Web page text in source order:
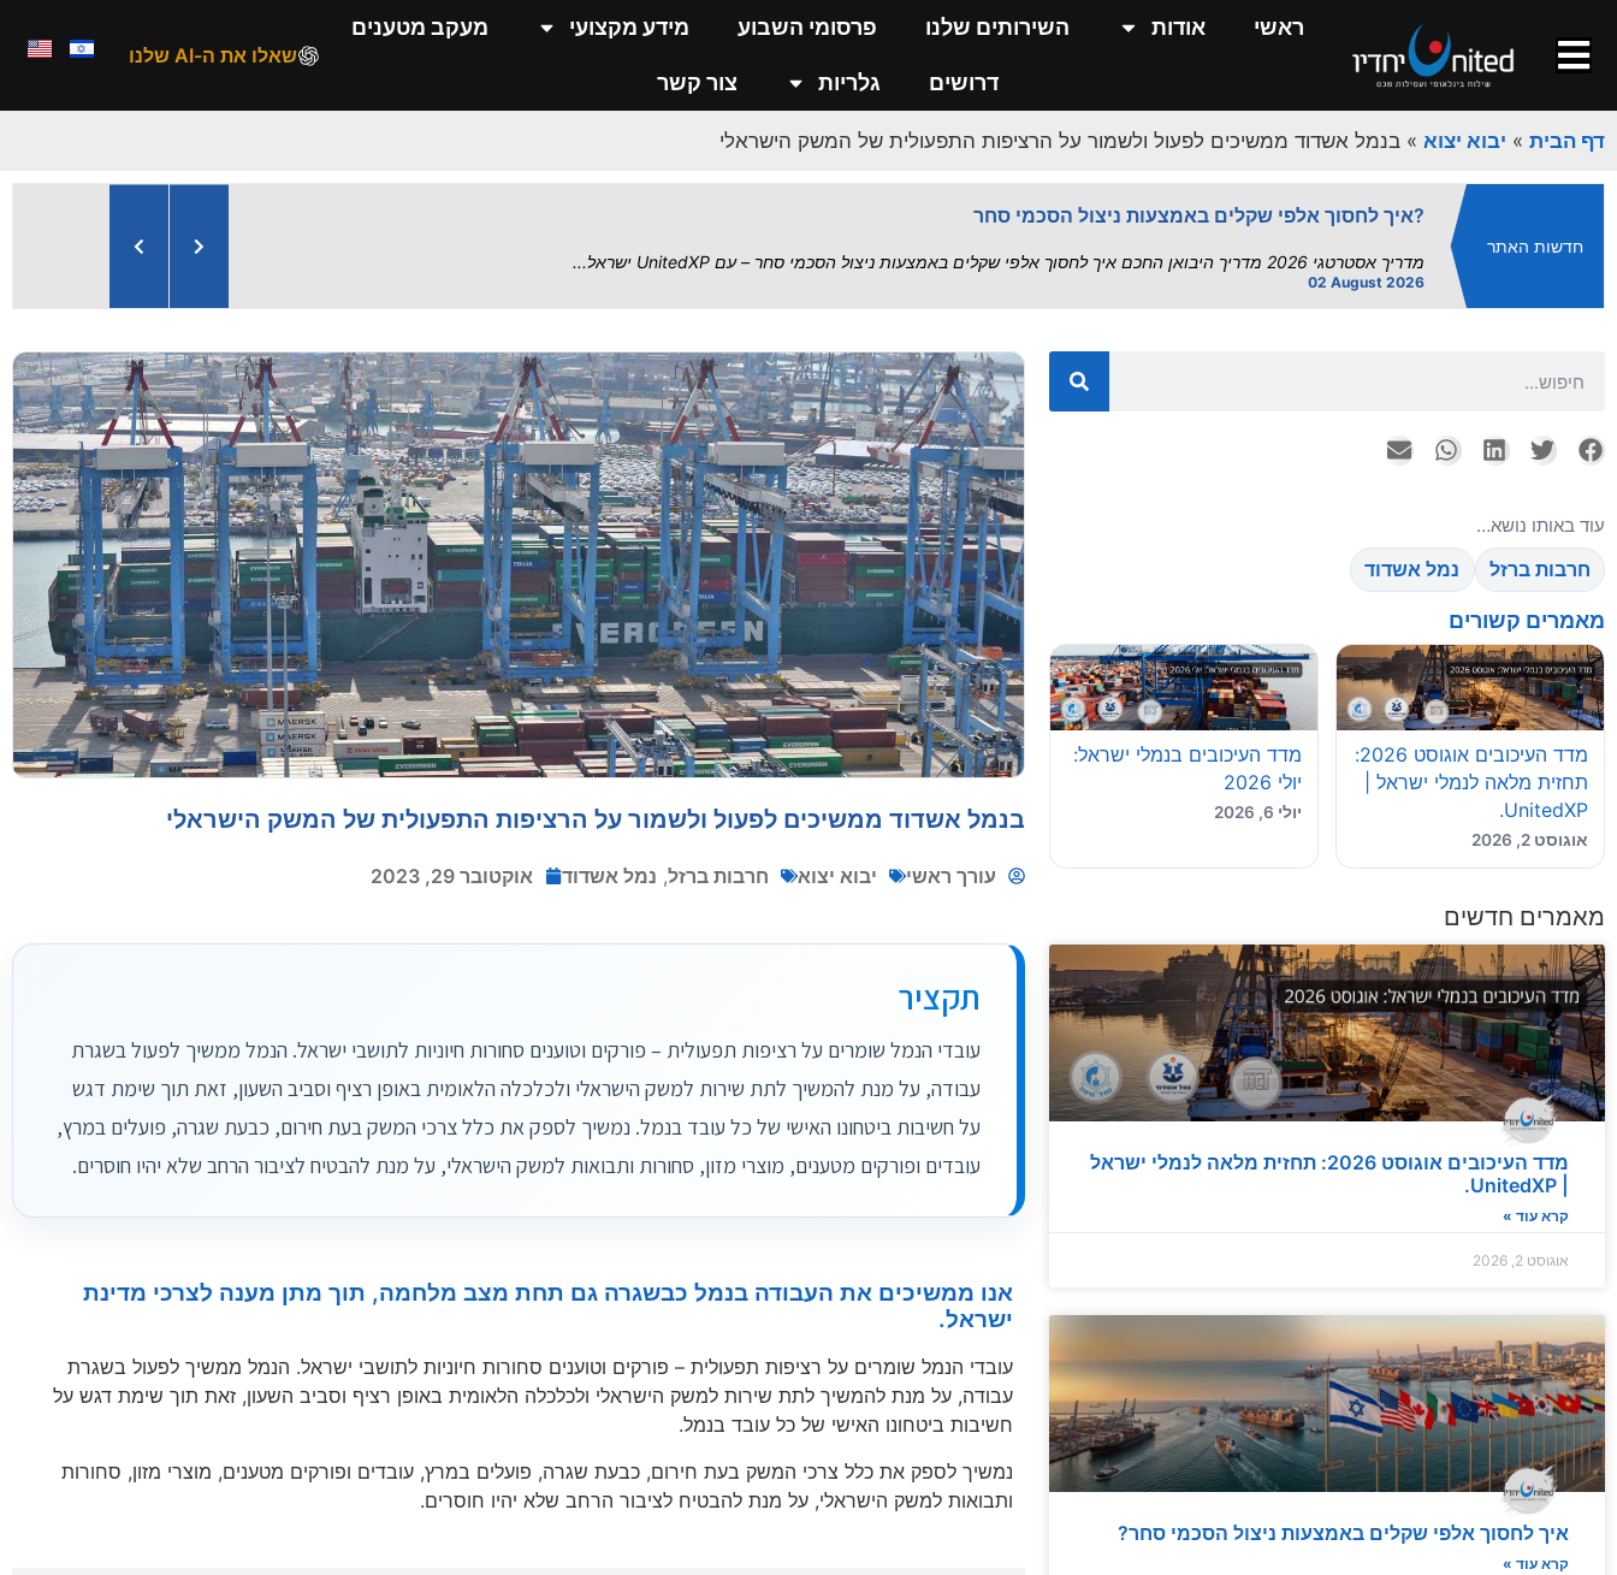
ראשי אודות השירותים שלנו פרסומי השבוע מידע מקצועי מעקב מטענים
דרושים גלריות צור קשר
שאלו את ה-AI שלנו
דף הבית » יבוא יצוא » בנמל אשדוד ממשיכים לפעול ולשמור על הרציפות התפעולית של המשק הישראלי
חדשות האתר
השפעת פרויקט "הנמלים היבשתיים" על שרשרת האספקה בישראל
השפעת הנמלים היבשתיים על שרשרת האספקה | UnitedXP השפעת פרויקט "הנמלים היבשתיים" על שרשרת...
13 July 2026
02 August 2026
איך לחסוך אלפי שקלים באמצעות ניצול הסכמי סחר?
מדריך אסטרטגי 2026 מדריך היבואן החכם איך לחסוך אלפי שקלים באמצעות ניצול הסכמי סחר – עם UnitedXP ישראל...
02 August 2026
הסחר הישראלי בצל המלחמה: רפורמות במכס מול איומי אירן
שירותי אחסנה ואריזה - המדריך המלא
עורך ראשי יולי 26, 2026 אחסנה לוגיסטית,...
יבוא מסין: המדריך השלם ליבואן הישראלי – סיכום הסדרה
עורך ראשי יולי 24, 2026 UnitedXP,...
24 July 2026
יבוא מסין פרק 4 – תקינה, בקרת איכות, ניהול סיכונים וסיכום המדריך
יבוא מסין × 1 פרק 1...
19 July 2026
מדריך לבחירת חברת שילוח ועמיל מכס: 10 שאלות שחייבים לשאול
מדריך מעשי ליבואנים וליצואנים מדריך לבחירת חברת שילוח ועמיל מכס: 10 שאלות שחייבים לשאולמחיר...
19 July 2026
התוכנית הלאומית לתשתיות לוגיסטיות: השלכות על שינוע המטענים בישראל
13 July 2026
השפעת פרויקט "הנמלים היבשתיים" על שרשרת האספקה בישראל
השפעת הנמלים היבשתיים על שרשרת האספקה | UnitedXP השפעת פרויקט "הנמלים היבשתיים" על שרשרת...
13 July 2026
מדד העיכובים אוגוסט 2026: תחזית מלאה לנמלי ישראל | UnitedXP.
מדד העיכובים של UnitedXP | תחזית תפעולית אוגוסט 2026 – עומסי קיץ מחייבים מרווח...
עוד באותו נושא…
חרבות ברזל נמל אשדוד
מאמרים קשורים
מדד העיכובים אוגוסט 2026:
תחזית מלאה לנמלי ישראל |
UnitedXP.
אוגוסט 2, 2026
מדד העיכובים בנמלי ישראל:
יולי 2026
יולי 6, 2026
מאמרים חדשים
מדד העיכובים אוגוסט 2026: תחזית מלאה לנמלי ישראל
קרא עוד »
אוגוסט 2, 2026
איך לחסוך אלפי שקלים באמצעות ניצול הסכמי סחר?
קרא עוד »
בנמל אשדוד ממשיכים לפעול ולשמור על הרציפות התפעולית של המשק הישראלי
עורך ראשי יבוא יצוא חרבות ברזל, נמל אשדוד אוקטובר 29, 2023
תקציר
​​עובדי הנמל שומרים על רציפות תפעולית – פורקים וטוענים סחורות חיוניות לתושבי ישראל. הנמל ממשיך לפעול בשגרת
עבודה, על מנת להמשיך לתת שירות למשק הישראלי ולכלכלה הלאומית באופן רציף וסביב השעון, זאת תוך שימת דגש
על חשיבות ביטחונו האישי של כל עובד בנמל. ​נמשיך לספק את כלל צרכי המשק בעת חירום, כבעת שגרה, פועלים במרץ,
עובדים ופורקים מטענים, מוצרי מזון, סחורות ותבואות למשק הישראלי, על מנת להבטיח לציבור הרחב שלא יהיו חוסרים.
אנו ממשיכים את העבודה בנמל כבשגרה גם תחת מצב מלחמה, תוך מתן מענה לצרכי מדינת
ישראל.
​​עובדי הנמל שומרים על רציפות תפעולית – פורקים וטוענים סחורות חיוניות לתושבי ישראל. הנמל ממשיך לפעול בשגרת
עבודה, על מנת להמשיך לתת שירות למשק הישראלי ולכלכלה הלאומית באופן רציף וסביב השעון, זאת תוך שימת דגש על
חשיבות ביטחונו האישי של כל עובד בנמל.
​נמשיך לספק את כלל צרכי המשק בעת חירום, כבעת שגרה, פועלים במרץ, עובדים ופורקים מטענים, מוצרי מזון, סחורות
ותבואות למשק הישראלי, על מנת להבטיח לציבור הרחב שלא יהיו חוסרים.